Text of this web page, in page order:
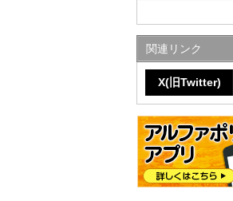
関連リンク
X(旧Twitter)